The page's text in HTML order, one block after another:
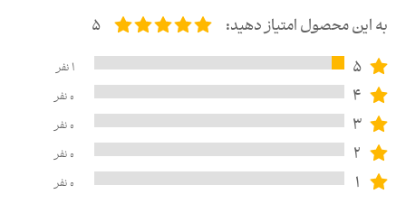
به این محصول امتیاز دهید:
5
5
1نفر
4
0نفر
3
0نفر
2
0نفر
1
0نفر